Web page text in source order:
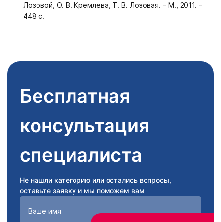
Лозовой, О. В. Кремлева, Т. В. Лозовая. – М., 2011. –
448 с.
Бесплатная
консультация
специалиста
Не нашли категорию или остались вопросы,
оставьте заявку и мы поможем вам